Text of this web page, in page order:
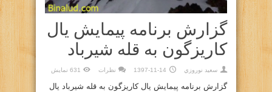
گزارش برنامه پیمایش یال
کاریزگون به قله شیرباد
سعيد نوروزي 1397-11-14 نظرات 631 نمایش
گزارش برنامه پیمایش یال کاریزگون به قله شیرباد یال